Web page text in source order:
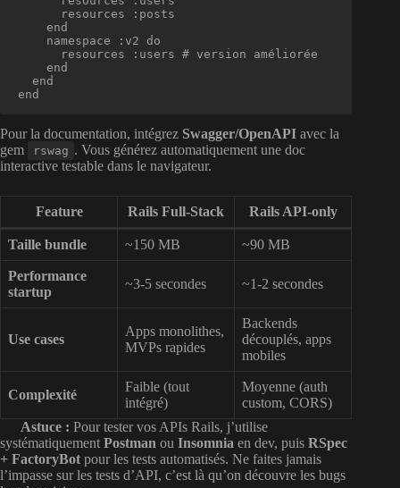
end
Pour la documentation, intégrez Swagger/OpenAPI avec la
gem
rswag . Vous générez automatiquement une doc
interactive testable dans le navigateur.
Feature Rails Full-Stack Rails API-only
Taille bundle ~150 MB ~90 MB
Performance
startup
~3-5 secondes ~1-2 secondes
Use cases
Apps monolithes,
MVPs rapides
Backends
découplés, apps
mobiles
Complexité
Faible (tout
intégré)
Moyenne (auth
custom, CORS)
Astuce : Pour tester vos APIs Rails, j’utilise
systématiquement Postman ou Insomnia en dev, puis RSpec
+ FactoryBot pour les tests automatisés. Ne faites jamais
l’impasse sur les tests d’API, c’est là qu’on découvre les bugs